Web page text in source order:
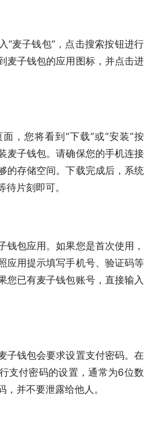
“麦子钱包”，点击搜索按钮进行
麦子钱包的应用图标，并点击进
，您将看到“下载”或“安装”按
麦子钱包。请确保您的手机连接
的存储空间。下载完成后，系统
片刻即可。
钱包应用。如果您是首次使用，
应用提示填写手机号、验证码等
您已有麦子钱包账号，直接输入
子钱包会要求设置支付密码。在
支付密码的设置，通常为6位数
并不要泄露给他人。